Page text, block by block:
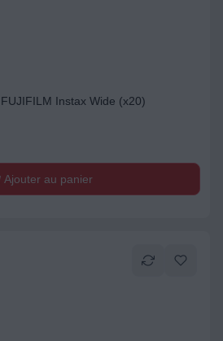
Instax Wide (x20)
Ajouter au panier